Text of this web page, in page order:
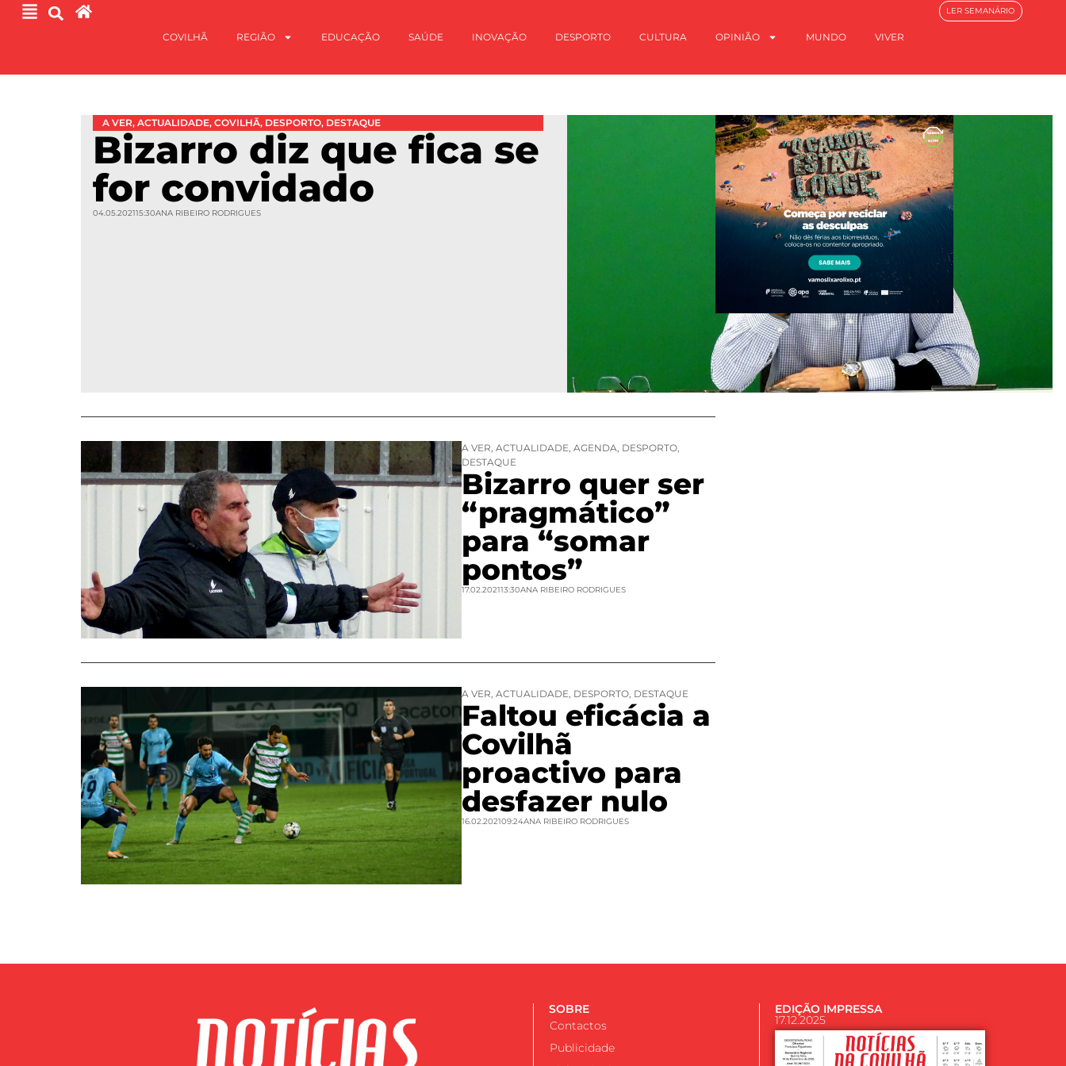
COVILHÃ REGIÃO EDUCAÇÃO SAÚDE INOVAÇÃO DESPORTO CULTURA OPINIÃO MUNDO VIVER
LER SEMANÁRIO
A VER, ACTUALIDADE, COVILHÃ, DESPORTO, DESTAQUE
Bizarro diz que fica se
for convidado
04.05.202115:30ANA RIBEIRO RODRIGUES
A VER, ACTUALIDADE, AGENDA, DESPORTO,
DESTAQUE
Bizarro quer ser
“pragmático”
para “somar
pontos”
17.02.202113:30ANA RIBEIRO RODRIGUES
A VER, ACTUALIDADE, DESPORTO, DESTAQUE
Faltou eficácia a
Covilhã
proactivo para
desfazer nulo
16.02.202109:24ANA RIBEIRO RODRIGUES
SOBRE
Contactos
Publicidade
EDIÇÃO IMPRESSA
17.12.2025